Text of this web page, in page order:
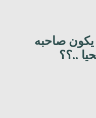
صاحبه
..؟؟